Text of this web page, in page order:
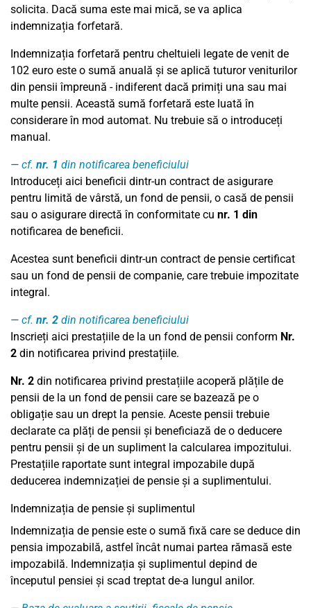
solicita. Dacă suma este mai mică, se va aplica
indemnizația forfetară.
Indemnizația forfetară pentru cheltuieli legate de venit de
102 euro este o sumă anuală și se aplică tuturor veniturilor
din pensii împreună - indiferent dacă primiți una sau mai
multe pensii. Această sumă forfetară este luată în
considerare în mod automat. Nu trebuie să o introduceți
manual.
cf. nr. 1 din notificarea beneficiului
Introduceți aici beneficii dintr-un contract de asigurare
pentru limită de vârstă, un fond de pensii, o casă de pensii
sau o asigurare directă în conformitate cu nr. 1 din
notificarea de beneficii.
Acestea sunt beneficii dintr-un contract de pensie certificat
sau un fond de pensii de companie, care trebuie impozitate
integral.
cf. nr. 2 din notificarea beneficiului
Inscrieți aici prestațiile de la un fond de pensii conform Nr.
2 din notificarea privind prestațiile.
Nr. 2 din notificarea privind prestațiile acoperă plățile de
pensii de la un fond de pensii care se bazează pe o
obligație sau un drept la pensie. Aceste pensii trebuie
declarate ca plăți de pensii și beneficiază de o deducere
pentru pensii și de un supliment la calcularea impozitului.
Prestațiile raportate sunt integral impozabile după
deducerea indemnizației de pensie și a suplimentului.
Indemnizația de pensie și suplimentul
Indemnizația de pensie este o sumă fixă care se deduce din
pensia impozabilă, astfel încât numai partea rămasă este
impozabilă. Indemnizația și suplimentul depind de
începutul pensiei și scad treptat de-a lungul anilor.